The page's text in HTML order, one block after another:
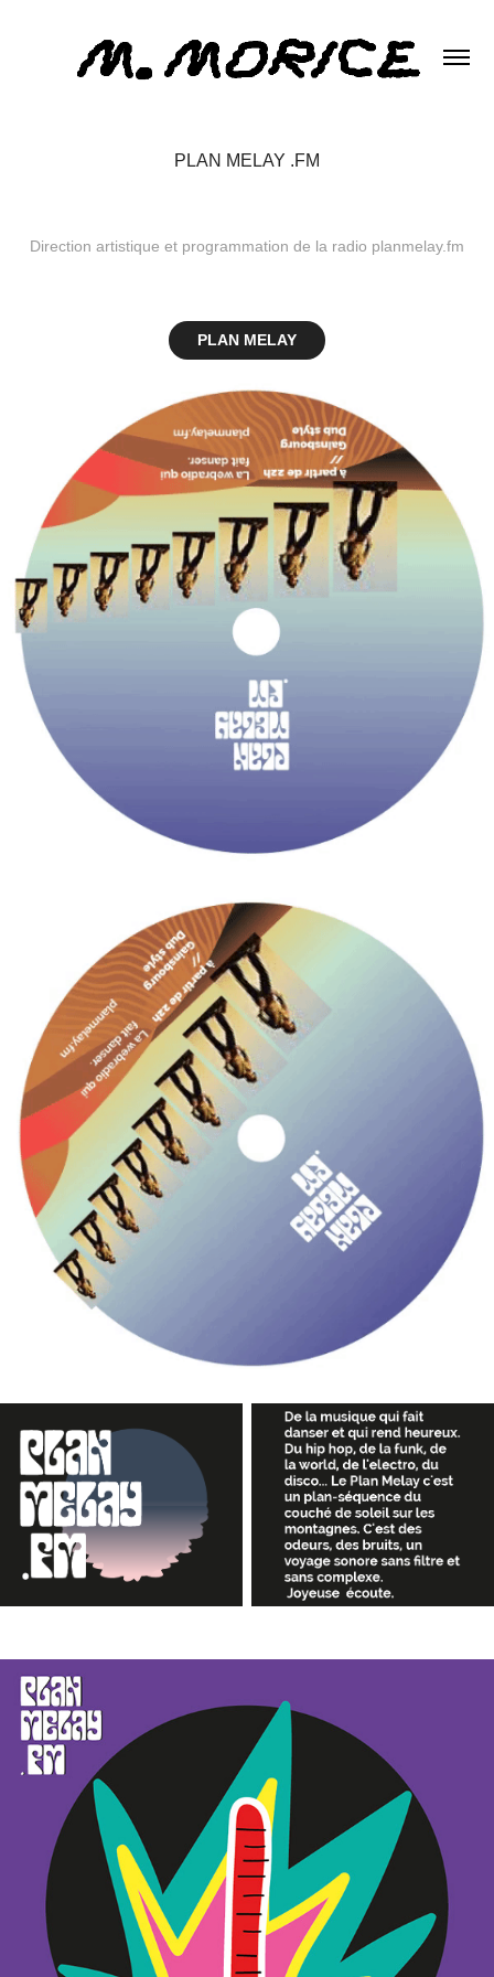
PLAN MELAY .FM
Direction artistique et programmation de la radio planmelay.fm
PLAN MELAY